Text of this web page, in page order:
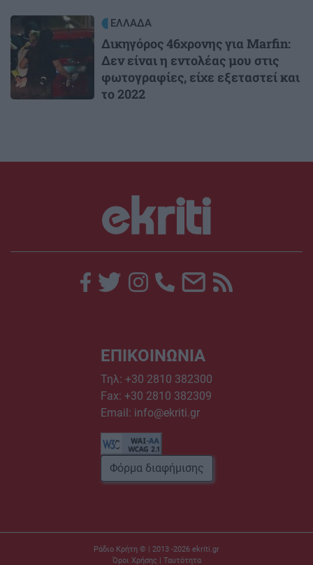
ΕΛΛΑΔΑ
Δικηγόρος 46χρονης για Marfin:
Δεν είναι η εντολέας μου στις
φωτογραφίες, είχε εξεταστεί και
το 2022
ΕΠΙΚΟΙΝΩΝΙΑ
Τηλ: +30 2810 382300
Fax: +30 2810 382309
Email: info@ekriti.gr
Φόρμα διαφήμισης
Ράδιο Κρήτη © | 2013 -2026 ekriti.gr
Όροι Χρήσης | Ταυτότητα